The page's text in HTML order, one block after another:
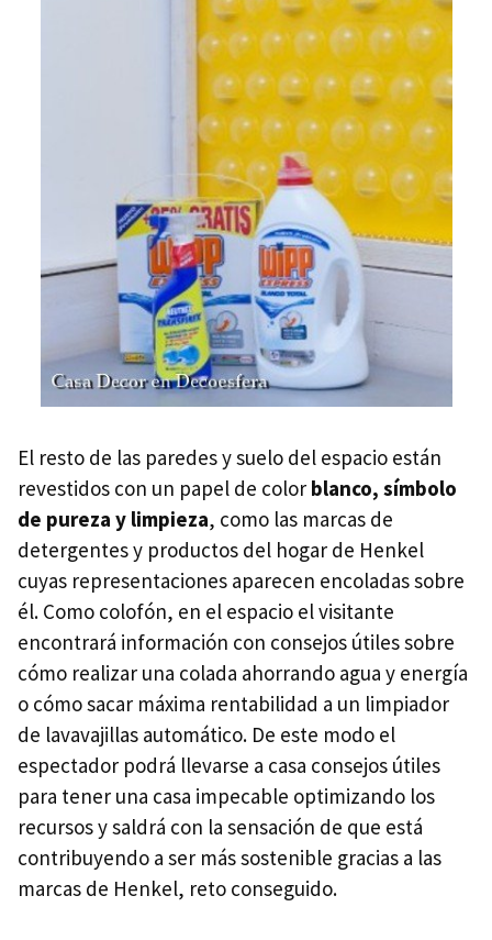
El resto de las paredes y suelo del espacio están
revestidos con un papel de color blanco, símbolo
de pureza y limpieza, como las marcas de
detergentes y productos del hogar de Henkel
cuyas representaciones aparecen encoladas sobre
él. Como colofón, en el espacio el visitante
encontrará información con consejos útiles sobre
cómo realizar una colada ahorrando agua y energía
o cómo sacar máxima rentabilidad a un limpiador
de lavavajillas automático. De este modo el
espectador podrá llevarse a casa consejos útiles
para tener una casa impecable optimizando los
recursos y saldrá con la sensación de que está
contribuyendo a ser más sostenible gracias a las
marcas de Henkel, reto conseguido.